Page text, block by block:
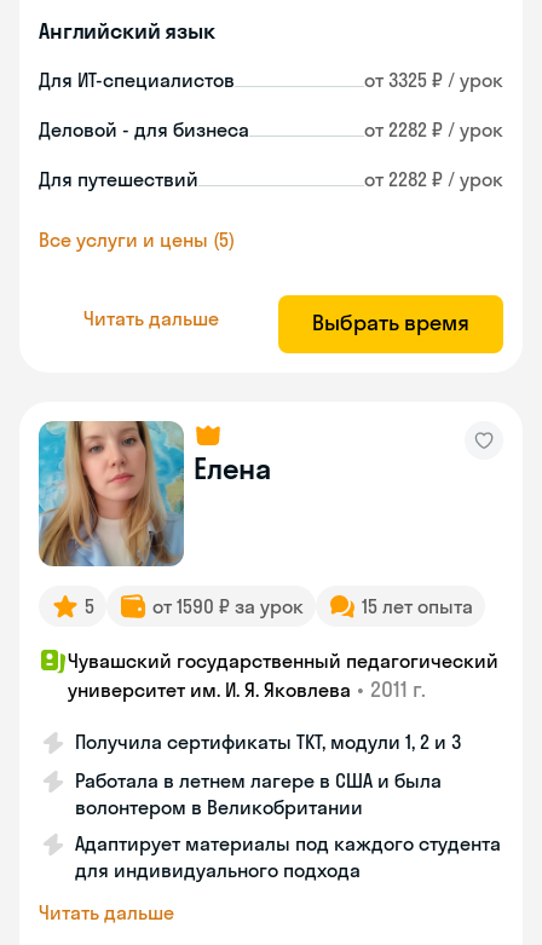
Английский язык
Для ИТ-специалистов от 3325 ₽ / урок
Деловой - для бизнеса от 2282 ₽ / урок
Для путешествий от 2282 ₽ / урок
Все услуги и цены (5)
Читать дальше Выбрать время
Елена
5 от 1590 ₽ за урок 15 лет опыта
Чувашский государственный педагогический
университет им. И. Я. Яковлева • 2011 г.
Получила сертификаты TKT, модули 1, 2 и 3
Работала в летнем лагере в США и была
волонтером в Великобритании
Адаптирует материалы под каждого студента
для индивидуального подхода
Читать дальше